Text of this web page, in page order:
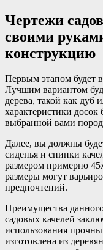
Чертежи
своими
конструкцию
Первым этапом будет
Лучшим вариантом
дерева, такой как дуб
характеристики досок
выбранной вами
Далее, вы должны
сиденья и спинки
размером примерно
размеры могут
предпочтений.
Преимущества
садовых качелей
использования
изготовлена из